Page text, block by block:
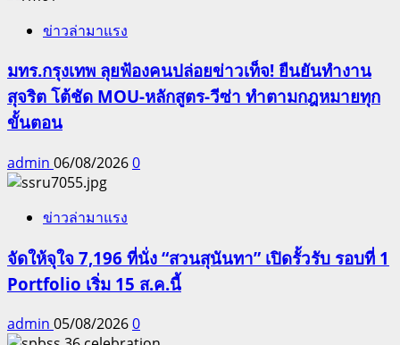
ข่าวล่ามาแรง
มทร.กรุงเทพ ลุยฟ้องคนปล่อยข่าวเท็จ! ยืนยันทำงาน
สุจริต โต้ชัด MOU-หลักสูตร-วีซ่า ทำตามกฎหมายทุก
ขั้นตอน
admin 06/08/20260
ข่าวล่ามาแรง
จัดให้จุใจ 7,196 ที่นั่ง “สวนสุนันทา” เปิดรั้วรับ รอบที่ 1
Portfolio เริ่ม 15 ส.ค.นี้
admin 05/08/20260